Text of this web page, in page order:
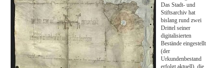
Das Stadt- und
Stiftsarchiv hat
bislang rund zwei
Drittel seiner
digitalisierten
Bestände eingestellt
(der
Urkundenbestand
erfolgt aktuell), die